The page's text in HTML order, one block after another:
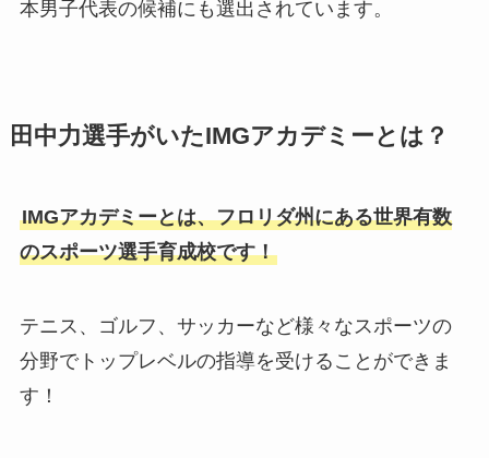
本男子代表の候補にも選出されています。
田中力選手がいたIMGアカデミーとは？
IMGアカデミーとは、フロリダ州にある世界有数
のスポーツ選手育成校です！
テニス、ゴルフ、サッカーなど様々なスポーツの
分野でトップレベルの指導を受けることができま
す！